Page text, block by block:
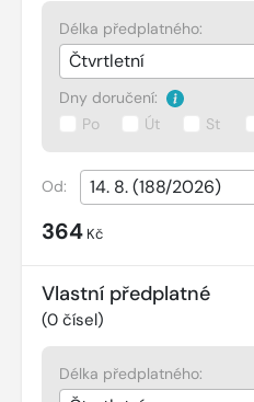
Délka předplatného:
Dny doručení:
Po
Út St
Od:
364 Kč
Vlastní předplatné
(0 čísel)
Délka předplatného: